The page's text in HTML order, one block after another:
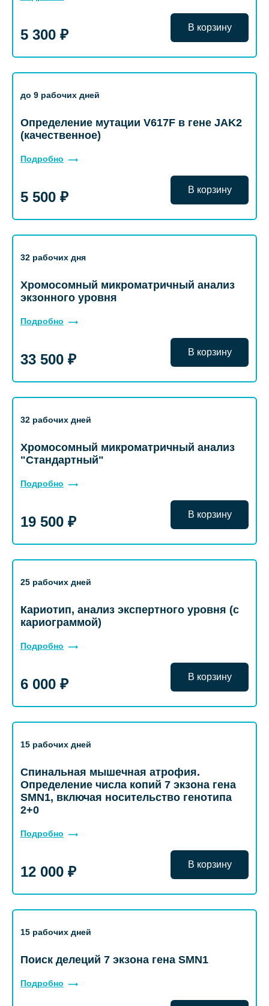
5 300 ₽ В корзину
до 9 рабочих дней
Определение мутации V617F в гене JAK2
(качественное)
Подробно
5 500 ₽ В корзину
32 рабочих дня
Хромосомный микроматричный анализ
экзонного уровня
Подробно
33 500 ₽ В корзину
32 рабочих дней
Хромосомный микроматричный анализ
"Стандартный"
Подробно
19 500 ₽ В корзину
25 рабочих дней
Кариотип, анализ экспертного уровня (с
кариограммой)
Подробно
6 000 ₽ В корзину
15 рабочих дней
Спинальная мышечная атрофия.
Определение числа копий 7 экзона гена
SMN1, включая носительство генотипа
2+0
Подробно
12 000 ₽ В корзину
15 рабочих дней
Поиск делеций 7 экзона гена SMN1
Подробно